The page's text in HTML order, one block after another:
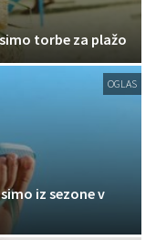
torbe za plažo
OGLAS
iz sezone v